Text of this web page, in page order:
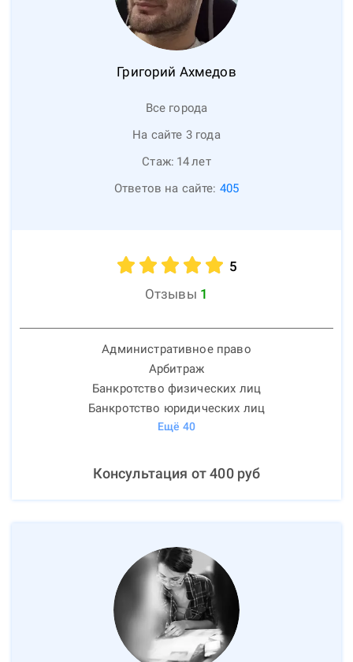
Григорий Ахмедов
Все города
На сайте 3 года
Стаж: 14лет
Ответов на сайте: 405
5
Отзывы 1
Административное право
Арбитраж
Банкротство физических лиц
Банкротство юридических лиц
Ещё 40
Консультация от400руб